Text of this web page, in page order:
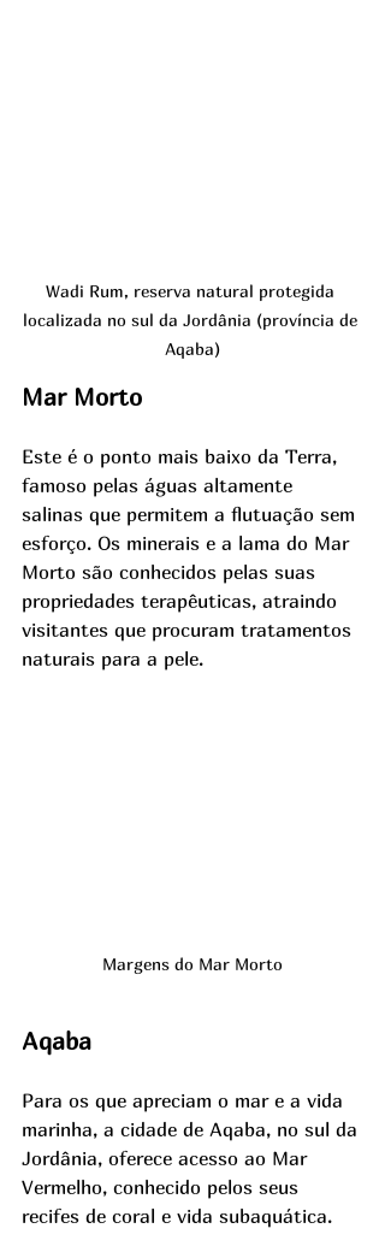
Wadi Rum, reserva natural protegida
localizada no sul da Jordânia (província de
Aqaba)
Mar Morto
Este é o ponto mais baixo da Terra,
famoso pelas águas altamente
salinas que permitem a flutuação sem
esforço. Os minerais e a lama do Mar
Morto são conhecidos pelas suas
propriedades terapêuticas, atraindo
visitantes que procuram tratamentos
naturais para a pele.
Margens do Mar Morto
Aqaba
Para os que apreciam o mar e a vida
marinha, a cidade de Aqaba, no sul da
Jordânia, oferece acesso ao Mar
Vermelho, conhecido pelos seus
recifes de coral e vida subaquática.